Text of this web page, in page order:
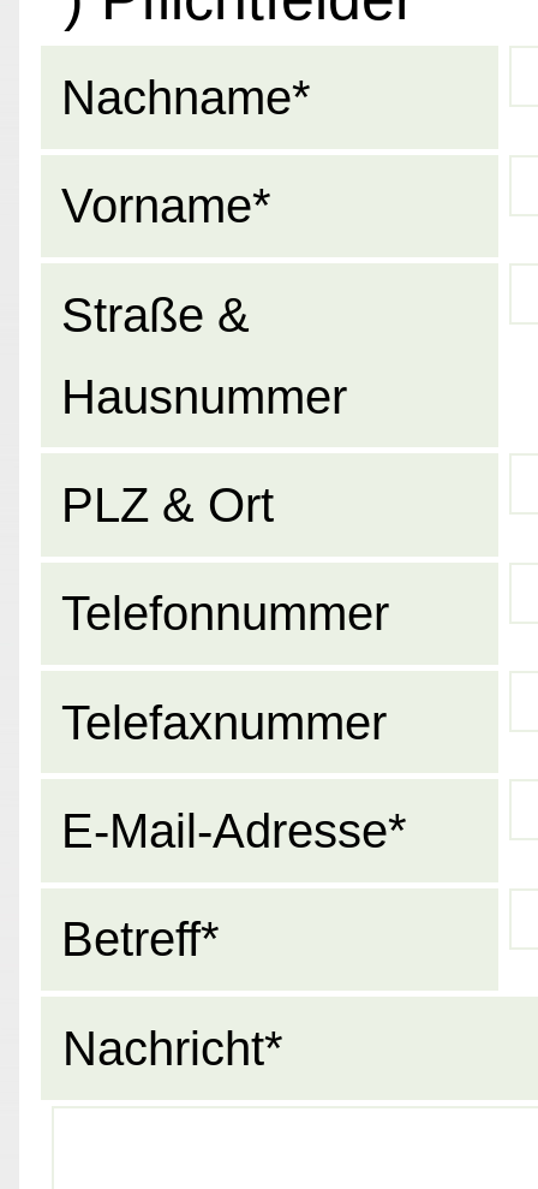
Nachname*
Vorname*
Straße &
Hausnummer
PLZ & Ort
Telefonnummer
Telefaxnummer
E-Mail-Adresse*
Betreff*
Nachricht*